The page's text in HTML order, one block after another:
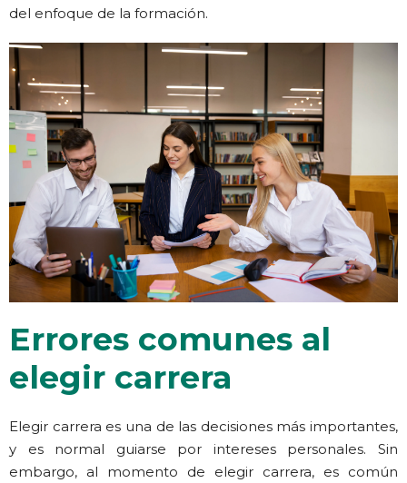
del enfoque de la formación.
Errores comunes al
elegir carrera
Elegir carrera es una de las decisiones más importantes,
y es normal guiarse por intereses personales. Sin
embargo, al momento de elegir carrera, es común